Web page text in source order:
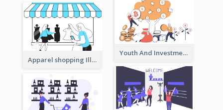
Youth And Investment Illustration
Apparel shopping Illustration